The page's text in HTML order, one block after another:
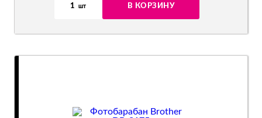
1 шт В КОРЗИНУ